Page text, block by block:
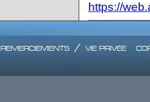
https://
remerciements / vie privée